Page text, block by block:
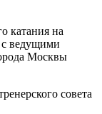
катания на
с ведущими
Москвы
совета